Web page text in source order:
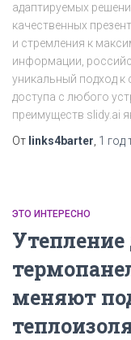
адаптируемых
качественных
и стремления к
информации,
уникальный подход к
доступа с любого
преимуществ slidy.ai
От links4barter 1 год
ЭТО ИНТЕРЕСНО
меняют